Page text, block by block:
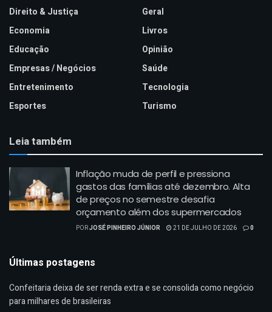
Direito & Justiça
Economia
Educação
Empresas / Negócios
Entretenimento
Esportes
Geral
Livros
Opinião
Saúde
Tecnologia
Turismo
Leia também
Inflação muda de perfil e pressiona
gastos das famílias até dezembro. Alta
de preços no semestre desafia
orçamento além dos supermercados
PORJOSÉ PINHEIRO JÚNIOR 21 DE JULHO DE 2026 0
Últimas postagens
Confeitaria deixa de ser renda extra e se consolida como negócio
para milhares de brasileiras